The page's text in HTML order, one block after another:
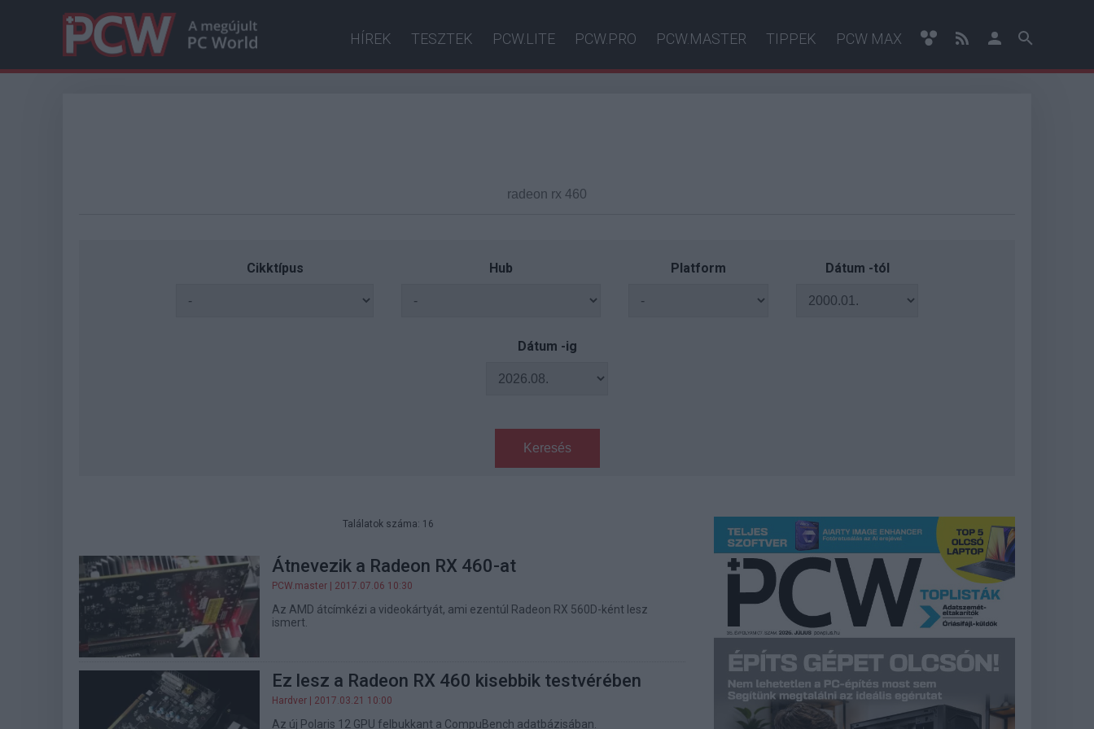
HÍREK TESZTEK PCW.LITE PCW.PRO PCW.MASTER TIPPEK PCW MAX
Cikktípus Hub Platform Dátum -tól
Dátum -ig
Keresés
Találatok száma: 16
Átnevezik a Radeon RX 460-at
PCW.master | 2017.07.06 10:30
Az AMD átcímkézi a videokártyát, ami ezentúl Radeon RX 560D-ként lesz
ismert.
Ez lesz a Radeon RX 460 kisebbik testvérében
Hardver | 2017.03.21 10:00
Az új Polaris 12 GPU felbukkant a CompuBench adatbázisában.